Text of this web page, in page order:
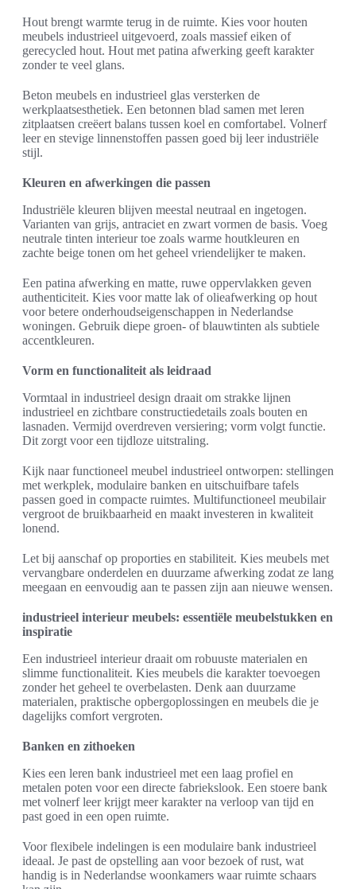
Hout brengt warmte terug in de ruimte. Kies voor houten
meubels industrieel uitgevoerd, zoals massief eiken of
gerecycled hout. Hout met patina afwerking geeft karakter
zonder te veel glans.
Beton meubels en industrieel glas versterken de
werkplaatsesthetiek. Een betonnen blad samen met leren
zitplaatsen creëert balans tussen koel en comfortabel. Volnerf
leer en stevige linnenstoffen passen goed bij leer industriële
stijl.
Kleuren en afwerkingen die passen
Industriële kleuren blijven meestal neutraal en ingetogen.
Varianten van grijs, antraciet en zwart vormen de basis. Voeg
neutrale tinten interieur toe zoals warme houtkleuren en
zachte beige tonen om het geheel vriendelijker te maken.
Een patina afwerking en matte, ruwe oppervlakken geven
authenticiteit. Kies voor matte lak of olieafwerking op hout
voor betere onderhoudseigenschappen in Nederlandse
woningen. Gebruik diepe groen- of blauwtinten als subtiele
accentkleuren.
Vorm en functionaliteit als leidraad
Vormtaal in industrieel design draait om strakke lijnen
industrieel en zichtbare constructiedetails zoals bouten en
lasnaden. Vermijd overdreven versiering; vorm volgt functie.
Dit zorgt voor een tijdloze uitstraling.
Kijk naar functioneel meubel industrieel ontworpen: stellingen
met werkplek, modulaire banken en uitschuifbare tafels
passen goed in compacte ruimtes. Multifunctioneel meubilair
vergroot de bruikbaarheid en maakt investeren in kwaliteit
lonend.
Let bij aanschaf op proporties en stabiliteit. Kies meubels met
vervangbare onderdelen en duurzame afwerking zodat ze lang
meegaan en eenvoudig aan te passen zijn aan nieuwe wensen.
industrieel interieur meubels: essentiële meubelstukken en
inspiratie
Een industrieel interieur draait om robuuste materialen en
slimme functionaliteit. Kies meubels die karakter toevoegen
zonder het geheel te overbelasten. Denk aan duurzame
materialen, praktische opbergoplossingen en meubels die je
dagelijks comfort vergroten.
Banken en zithoeken
Kies een leren bank industrieel met een laag profiel en
metalen poten voor een directe fabriekslook. Een stoere bank
met volnerf leer krijgt meer karakter na verloop van tijd en
past goed in een open ruimte.
Voor flexibele indelingen is een modulaire bank industrieel
ideaal. Je past de opstelling aan voor bezoek of rust, wat
handig is in Nederlandse woonkamers waar ruimte schaars